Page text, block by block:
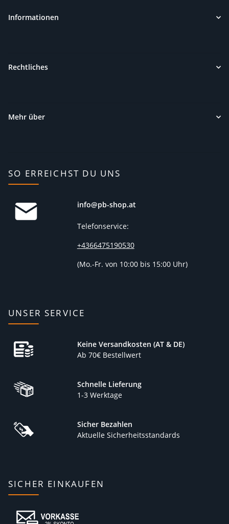
Informationen
Rechtliches
Mehr über
SO ERREICHST DU UNS
info@pb-shop.at
Telefonservice:
+4366475190530
(Mo.-Fr. von 10:00 bis 15:00 Uhr)
UNSER SERVICE
Keine Versandkosten (AT & DE)
Ab 70€ Bestellwert
Schnelle Lieferung
1-3 Werktage
Sicher Bezahlen
Aktuelle Sicherheitsstandards
SICHER EINKAUFEN